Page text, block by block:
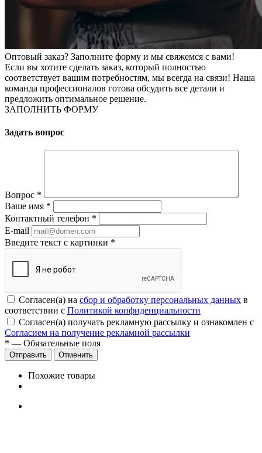
Оптовый заказ? Заполните форму и мы свяжемся с вами!
Если вы хотите сделать заказ, который полностью
соответствует вашим потребностям, мы всегда на связи! Наша
команда профессионалов готова обсудить все детали и
предложить оптимальное решение.
ЗАПОЛНИТЬ ФОРМУ
Задать вопрос
Вопрос *
Ваше имя *
Контактный телефон *
E-mail
Введите текст с картинки *
Согласен(а) на сбор и обработку персональных данных в
соответствии с Политикой конфиденциальности
Согласен(а) получать рекламную рассылку и ознакомлен с
Согласием на получение рекламной рассылки
* — Обязательные поля
Отменить
Похожие товары